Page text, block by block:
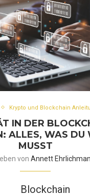
Krypto und Blockchain
IN DER
ALLES, WAS DU
MUSST
von Annett